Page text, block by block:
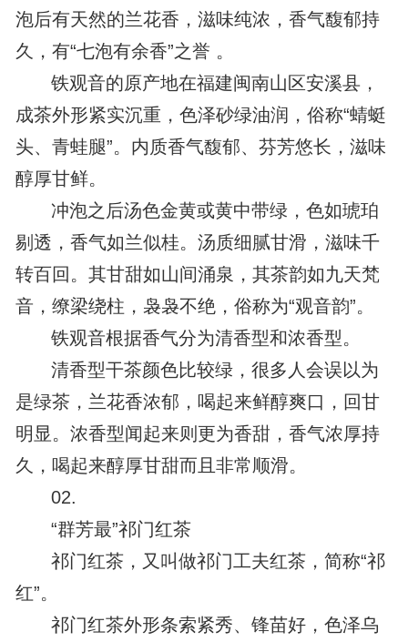
泡后有天然的兰花香，滋味纯浓，香气馥郁持
久，有“七泡有余香”之誉 。
铁观音的原产地在福建闽南山区安溪县，
成茶外形紧实沉重，色泽砂绿油润，俗称“蜻蜓
头、青蛙腿”。内质香气馥郁、芬芳悠长，滋味
醇厚甘鲜。
冲泡之后汤色金黄或黄中带绿，色如琥珀
剔透，香气如兰似桂。汤质细腻甘滑，滋味千
转百回。其甘甜如山间涌泉，其茶韵如九天梵
音，缭梁绕柱，袅袅不绝，俗称为“观音韵”。
铁观音根据香气分为清香型和浓香型。
清香型干茶颜色比较绿，很多人会误以为
是绿茶，兰花香浓郁，喝起来鲜醇爽口，回甘
明显。浓香型闻起来则更为香甜，香气浓厚持
久，喝起来醇厚甘甜而且非常顺滑。
02.
“群芳最”祁门红茶
祁门红茶，又叫做祁门工夫红茶，简称“祁
红”。
祁门红茶外形条索紧秀、锋苗好，色泽乌